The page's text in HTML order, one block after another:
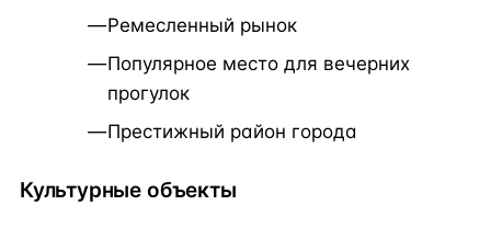
Ремесленный рынок
Популярное место для вечерних
прогулок
Престижный район города
Культурные объекты